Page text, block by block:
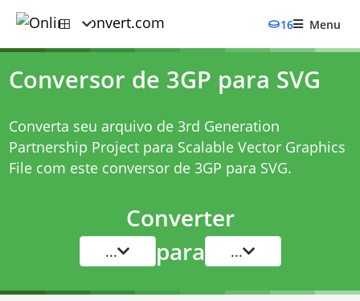
16 Menu
Conversor de 3GP para SVG
Converta seu arquivo de 3rd Generation
Partnership Project para Scalable Vector Graphics
File com este conversor de 3GP para SVG.
Converter
... para ...